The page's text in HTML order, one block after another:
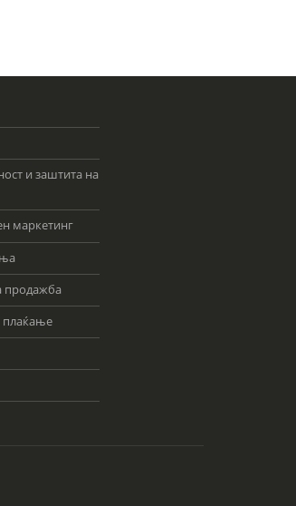
и заштита на
маркетинг
продажба
плаќање